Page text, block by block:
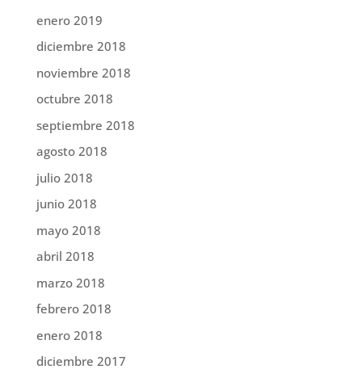
enero 2019
diciembre 2018
noviembre 2018
octubre 2018
septiembre 2018
agosto 2018
julio 2018
junio 2018
mayo 2018
abril 2018
marzo 2018
febrero 2018
enero 2018
diciembre 2017